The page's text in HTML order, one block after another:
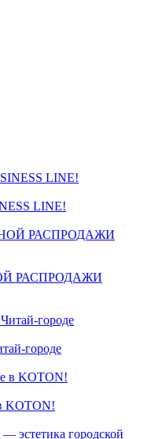
LINE!
РАСПРОДАЖИ
городе
KOTON!